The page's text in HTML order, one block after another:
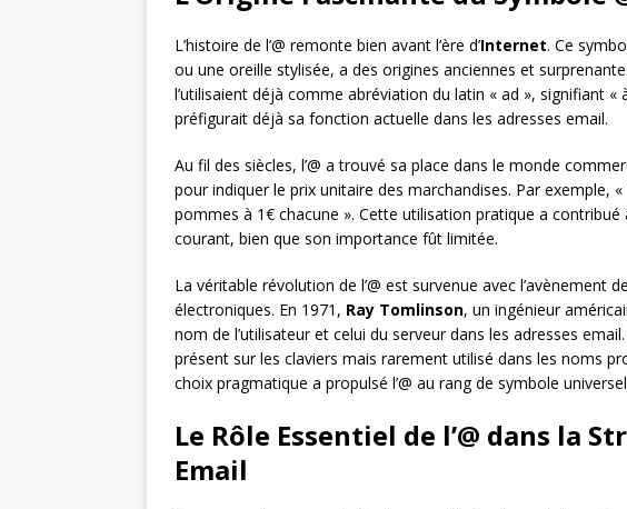
L’histoire de l’@ remonte bien avant l’ère d’Internet. Ce
ou une oreille stylisée, a des origines anciennes et
l’utilisaient déjà comme abréviation du latin « ad », signifiant «
préfigurait déjà sa fonction actuelle dans les adresses email.
Au fil des siècles, l’@ a trouvé sa place dans le monde
pour indiquer le prix unitaire des marchandises. Par exemple,
pommes à 1€ chacune ». Cette utilisation pratique a contribué
courant, bien que son importance fût limitée.
La véritable révolution de l’@ est survenue avec l’avènement de
électroniques. En 1971, Ray Tomlinson, un ingénieur
nom de l’utilisateur et celui du serveur dans les adresses
présent sur les claviers mais rarement utilisé dans les noms
choix pragmatique a propulsé l’@ au rang de symbole
Le Rôle Essentiel de l’@ dans la
Email